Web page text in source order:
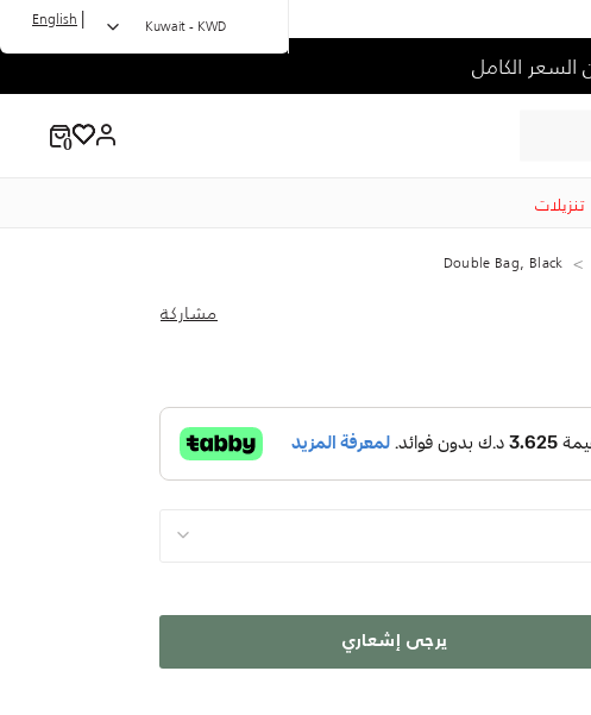
تنزيلات
Kuwait - KWD
|
English
Double Bag, Black
مشاركة
يرجى إشعاري